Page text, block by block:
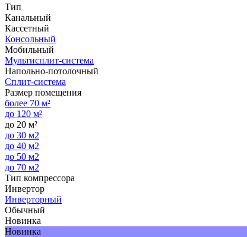
Тип
Канальный
Кассетный
Консольный
Мобильный
Мультисплит-система
Напольно-потолочный
Сплит-система
Размер помещения
более 70 м²
до 120 м²
до 20 м²
до 30 м2
до 40 м2
до 50 м2
до 70 м2
Тип компрессора
Инвертор
Инверторный
Обычный
Новинка
Новинка